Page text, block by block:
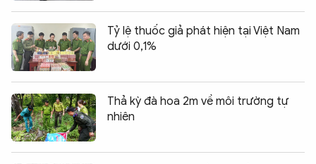
Tỷ lệ thuốc giả phát hiện tại Việt Nam
dưới 0,1%
Thả kỳ đà hoa 2m về môi trường tự
nhiên